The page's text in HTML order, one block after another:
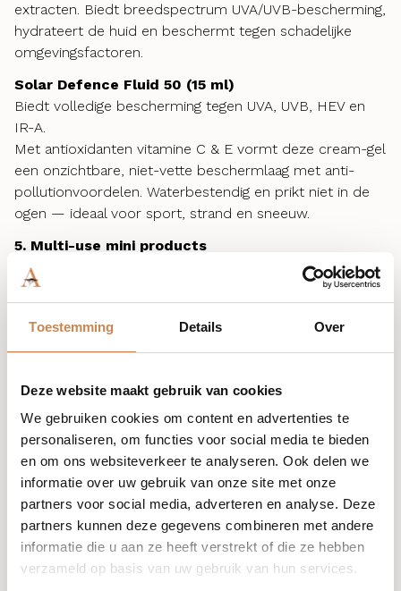
Toestemming Details Over
Deze website maakt gebruik van cookies
We gebruiken cookies om content en advertenties te
personaliseren, om functies voor social media te bieden
en om ons websiteverkeer te analyseren. Ook delen we
informatie over uw gebruik van onze site met onze
partners voor social media, adverteren en analyse. Deze
partners kunnen deze gegevens combineren met andere
informatie die u aan ze heeft verstrekt of die ze hebben
verzameld op basis van uw gebruik van hun services.
extracten. Biedt breedspectrum UVA/UVB-bescherming,
hydrateert de huid en beschermt tegen schadelijke
omgevingsfactoren.
Solar Defence Fluid 50 (15 ml)
Biedt volledige bescherming tegen UVA, UVB, HEV en
IR-A.
Met antioxidanten vitamine C & E vormt deze cream-gel
een onzichtbare, niet-vette beschermlaag met anti-
pollutionvoordelen. Waterbestendig en prikt niet in de
ogen — ideaal voor sport, strand en sneeuw.
5. Multi-use mini products
Tijdens reizen telt veelzijdigheid. Kleine multi-use
producten passen moeiteloos in je handbagage en zijn
dag.
Een overnight leave-on masker dat de uitstraling van
herstellen. Verrijkt met sheaboter enKigelia africana
waardoor de huid wordt gehydrateerd, verzacht en
zichtbaar vernieuwd.
Lip Glaze
Een ultraverzorgende lipglaze met jojobaolie voor diepe
hydratatie. Hyaluronzuur zorgt voor een langdurige
vochtboost en een vollere uitstraling, terwijl vitamine E